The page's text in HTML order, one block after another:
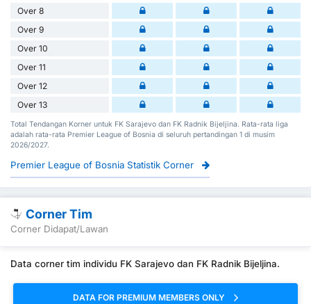
Over 8
Over 9
Over 10
Over 11
Over 12
Over 13
Total Tendangan Korner untuk FK Sarajevo dan FK Radnik Bijeljina. Rata-rata liga
adalah rata-rata Premier League of Bosnia di seluruh pertandingan 1 di musim
2026/2027.
Premier League of Bosnia Statistik Corner
Corner Tim
Corner Didapat/Lawan
Data corner tim individu FK Sarajevo dan FK Radnik Bijeljina.
DATA FOR PREMIUM MEMBERS ONLY